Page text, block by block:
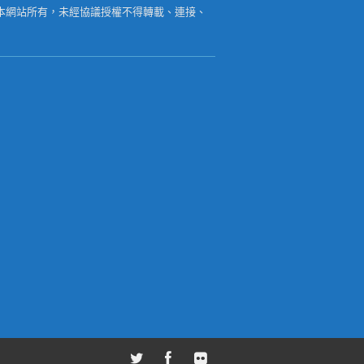
站所有，未經協議授權不得轉載、連接、